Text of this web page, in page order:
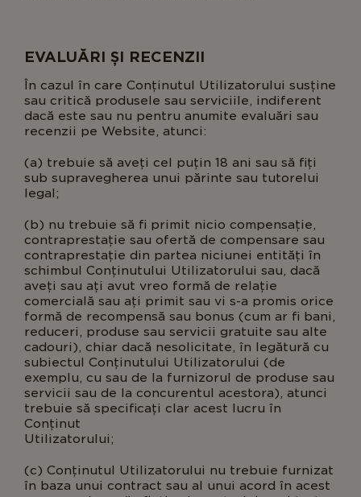
EVALUĂRI ȘI RECENZII
În cazul în care Conținutul Utilizatorului susține
sau critică produsele sau serviciile, indiferent
dacă este sau nu pentru anumite evaluări sau
recenzii pe Website, atunci:
(a) trebuie să aveți cel puțin 18 ani sau să fiți
sub supravegherea unui părinte sau tutorelui
legal;
(b) nu trebuie să fi primit nicio compensație,
contraprestație sau ofertă de compensare sau
contraprestație din partea niciunei entități în
schimbul Conținutului Utilizatorului sau, dacă
aveți sau ați avut vreo formă de relație
comercială sau ați primit sau vi s-a promis orice
formă de recompensă sau bonus (cum ar fi bani,
reduceri, produse sau servicii gratuite sau alte
cadouri), chiar dacă nesolicitate, în legătură cu
subiectul Conținutului Utilizatorului (de
exemplu, cu sau de la furnizorul de produse sau
servicii sau de la concurentul acestora), atunci
trebuie să specificați clar acest lucru în
Conținut
(c) Conținutul Utilizatorului nu trebuie furnizat
în baza unui contract sau al unui acord în acest